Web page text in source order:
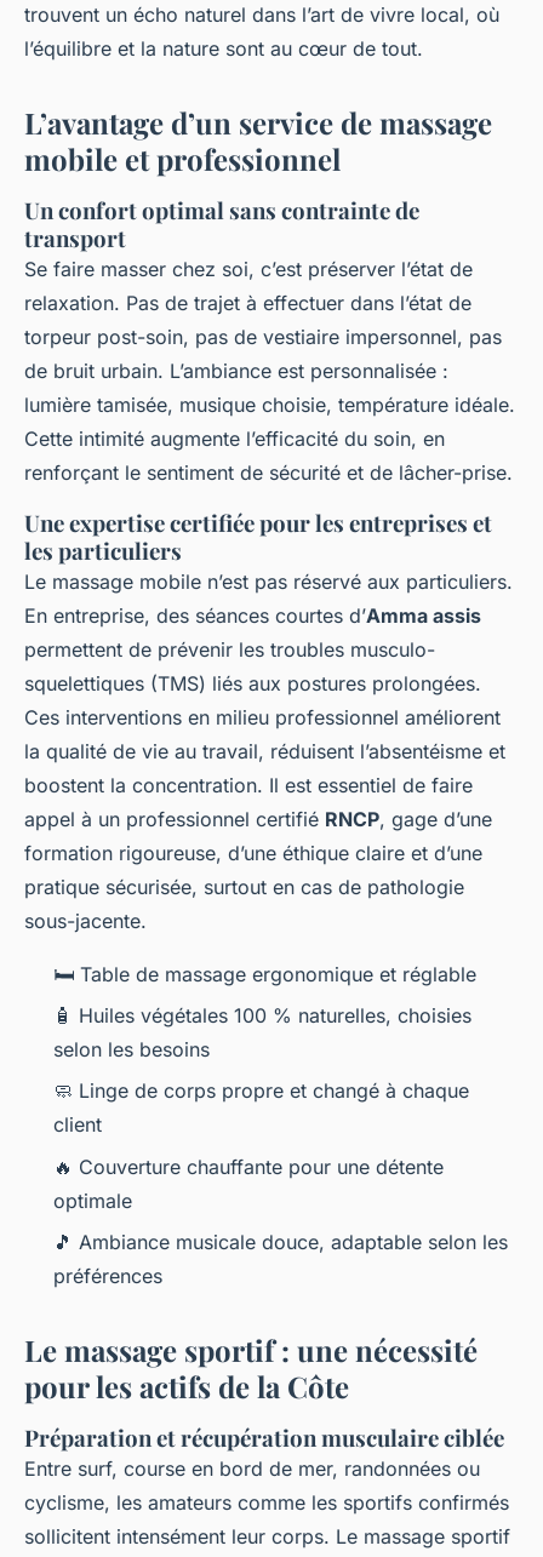
trouvent un écho naturel dans l’art de vivre local, où
l’équilibre et la nature sont au cœur de tout.
L’avantage d’un service de massage
mobile et professionnel
Un confort optimal sans contrainte de
transport
Se faire masser chez soi, c’est préserver l’état de
relaxation. Pas de trajet à effectuer dans l’état de
torpeur post-soin, pas de vestiaire impersonnel, pas
de bruit urbain. L’ambiance est personnalisée :
lumière tamisée, musique choisie, température idéale.
Cette intimité augmente l’efficacité du soin, en
renforçant le sentiment de sécurité et de lâcher-prise.
Une expertise certifiée pour les entreprises et
les particuliers
Le massage mobile n’est pas réservé aux particuliers.
En entreprise, des séances courtes d’Amma assis
permettent de prévenir les troubles musculo-
squelettiques (TMS) liés aux postures prolongées.
Ces interventions en milieu professionnel améliorent
la qualité de vie au travail, réduisent l’absentéisme et
boostent la concentration. Il est essentiel de faire
appel à un professionnel certifié RNCP, gage d’une
formation rigoureuse, d’une éthique claire et d’une
pratique sécurisée, surtout en cas de pathologie
sous-jacente.
🛏️ Table de massage ergonomique et réglable
🧴 Huiles végétales 100 % naturelles, choisies
selon les besoins
🧼 Linge de corps propre et changé à chaque
client
🔥 Couverture chauffante pour une détente
optimale
🎵 Ambiance musicale douce, adaptable selon les
préférences
Le massage sportif : une nécessité
pour les actifs de la Côte
Préparation et récupération musculaire ciblée
Entre surf, course en bord de mer, randonnées ou
cyclisme, les amateurs comme les sportifs confirmés
sollicitent intensément leur corps. Le massage sportif